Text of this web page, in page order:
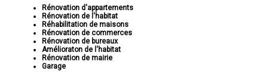
Rénovation d'appartements
Rénovation de l'habitat
Réhabilitation de maisons
Rénovation de commerces
Rénovation de bureaux
Amélioraton de l'habitat
Rénovation de mairie
Garage